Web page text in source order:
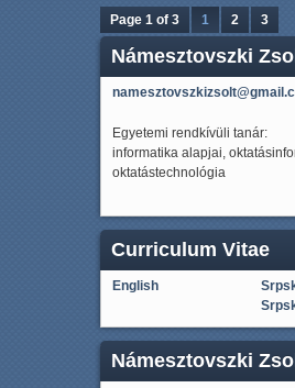
Page 1 of 3 1 2 3
Námesztovszki
Egyetemi rendkívüli tanár:
informatika alapjai,
oktatástechnológia
Curriculum Vitae
English
Námesztovszki